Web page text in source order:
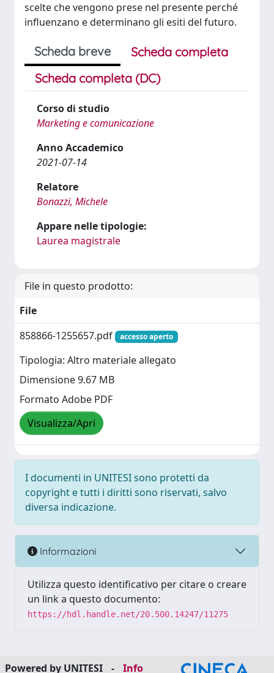
scelte che vengono prese nel presente perché
influenzano e determinano gli esiti del futuro.
Scheda breve
Scheda completa
Scheda completa (DC)
Corso di studio
Marketing e comunicazione
Anno Accademico
2021-07-14
Relatore
Bonazzi, Michele
Appare nelle tipologie:
Laurea magistrale
File in questo prodotto:
File
858866-1255657.pdf
accesso aperto
Tipologia: Altro materiale allegato
Dimensione 9.67 MB
Formato Adobe PDF
Visualizza/Apri
I documenti in UNITESI sono protetti da
copyright e tutti i diritti sono riservati, salvo
diversa indicazione.
Informazioni
Utilizza questo identificativo per citare o creare
un link a questo documento:
https://hdl.handle.net/20.500.14247/11275
Powered by UNITESI - Info